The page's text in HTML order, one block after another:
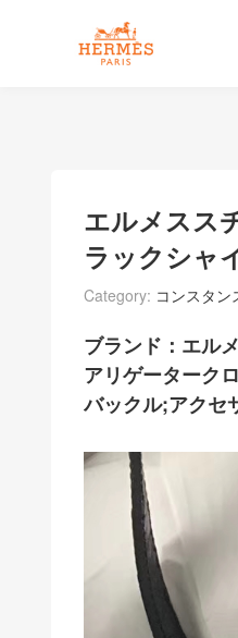
エルメスス
ラックシャ
Category: コンスタン
ブランド：エル
アリゲーターク
バックル;アクセ